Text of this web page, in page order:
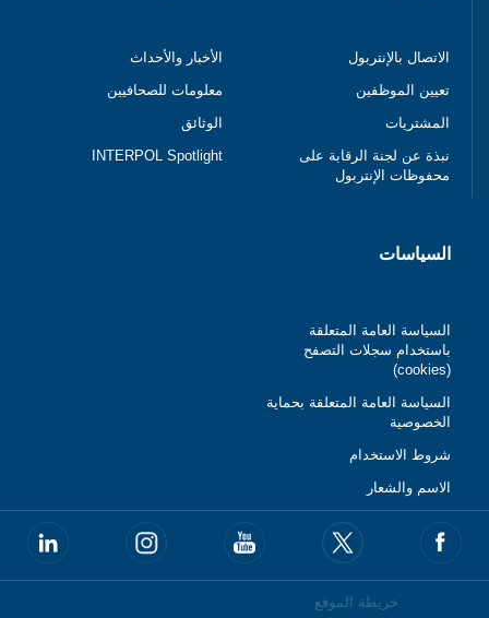
الاتصال بالإنتربول
تعيين الموظفين
المشتريات
نبذة عن لجنة الرقابة على
محفوظات الإنتربول
الأخبار والأحداث
معلومات للصحافيين
الوثائق
INTERPOL Spotlight
السياسات
السياسة العامة المتعلقة
باستخدام سجلات التصفح
(cookies)
السياسة العامة المتعلقة بحماية
الخصوصية
شروط الاستخدام
الاسم والشعار
خريطة الموقع